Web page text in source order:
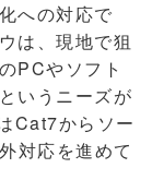
への対応で
は、現地で狙
PCやソフト
いうニーズが
Cat7からソー
対応を進めて